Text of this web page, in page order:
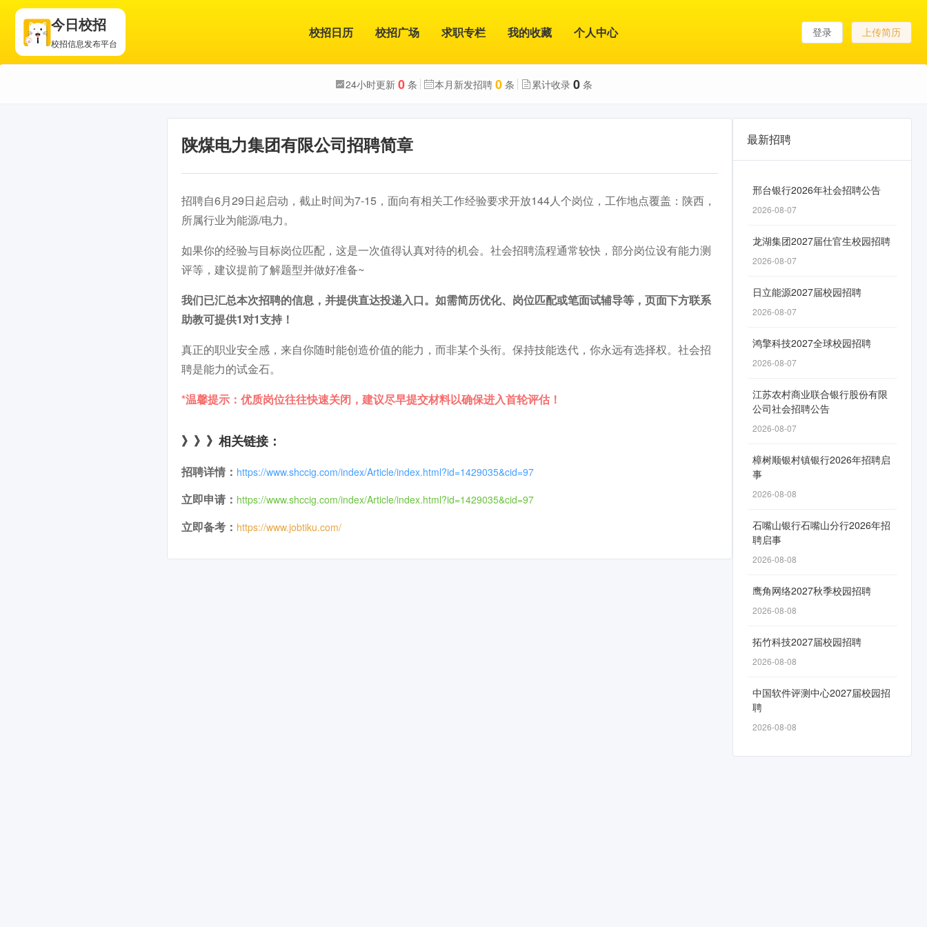
今日校招
校招信息发布平台
校招日历 校招广场 求职专栏 我的收藏 个人中心 登录 上传简历
24小时更新 0 条 本月新发招聘 0 条 累计收录 0 条
陕煤电力集团有限公司招聘简章
招聘自6月29日起启动，截止时间为7-15，面向有相关工作经验要求开放144人个岗位，工作地点覆盖：陕西，
所属行业为能源/电力。
如果你的经验与目标岗位匹配，这是一次值得认真对待的机会。社会招聘流程通常较快，部分岗位设有能力测
评等，建议提前了解题型并做好准备~
我们已汇总本次招聘的信息，并提供直达投递入口。如需简历优化、岗位匹配或笔面试辅导等，页面下方联系
助教可提供1对1支持！
真正的职业安全感，来自你随时能创造价值的能力，而非某个头衔。保持技能迭代，你永远有选择权。社会招
聘是能力的试金石。
*温馨提示：优质岗位往往快速关闭，建议尽早提交材料以确保进入首轮评估！
》》》相关链接：
招聘详情： https://www.shccig.com/index/Article/index.html?id=1429035&cid=97
立即申请： https://www.shccig.com/index/Article/index.html?id=1429035&cid=97
立即备考： https://www.jobtiku.com/
最新招聘
邢台银行2026年社会招聘公告
2026-08-07
龙湖集团2027届仕官生校园招聘
2026-08-07
日立能源2027届校园招聘
2026-08-07
鸿擎科技2027全球校园招聘
2026-08-07
江苏农村商业联合银行股份有限
公司社会招聘公告
2026-08-07
樟树顺银村镇银行2026年招聘启
事
2026-08-08
石嘴山银行石嘴山分行2026年招
聘启事
2026-08-08
鹰角网络2027秋季校园招聘
2026-08-08
拓竹科技2027届校园招聘
2026-08-08
中国软件评测中心2027届校园招
聘
2026-08-08